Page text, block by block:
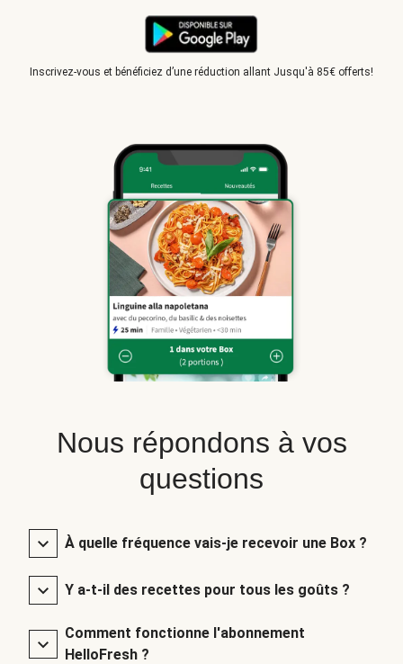
Inscrivez-vous et bénéficiez d’une réduction allant Jusqu'à 85€ offerts!
Nous répondons à vos
questions
À quelle fréquence vais-je recevoir une Box ?
Y a-t-il des recettes pour tous les goûts ?
Comment fonctionne l'abonnement
HelloFresh ?